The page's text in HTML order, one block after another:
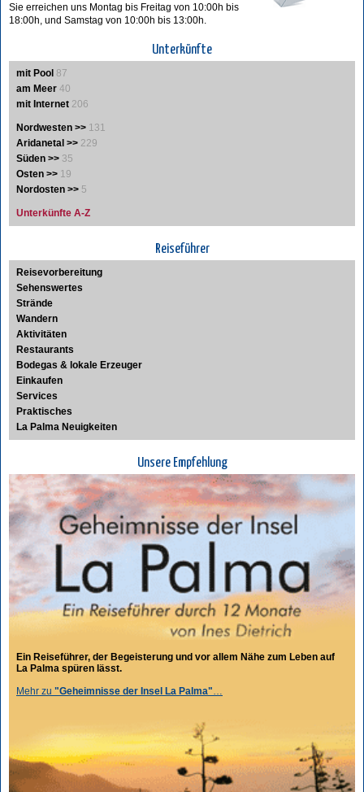
Sie erreichen uns Montag bis Freitag von 10:00h bis
18:00h, und Samstag von 10:00h bis 13:00h.
Unterkünfte
mit Pool 87
am Meer 40
mit Internet 206
Nordwesten >> 131
Aridanetal >> 229
Süden >> 35
Osten >> 19
Nordosten >> 5
Unterkünfte A-Z
Reiseführer
Reisevorbereitung
Sehenswertes
Strände
Wandern
Aktivitäten
Restaurants
Bodegas & lokale Erzeuger
Einkaufen
Services
Praktisches
La Palma Neuigkeiten
Unsere Empfehlung
Ein Reiseführer, der Begeisterung und vor allem Nähe zum Leben auf
La Palma spüren lässt.
Mehr zu "Geheimnisse der Insel La Palma"…